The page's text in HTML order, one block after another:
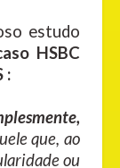
estudo
HSBC
:
que, ao
ou